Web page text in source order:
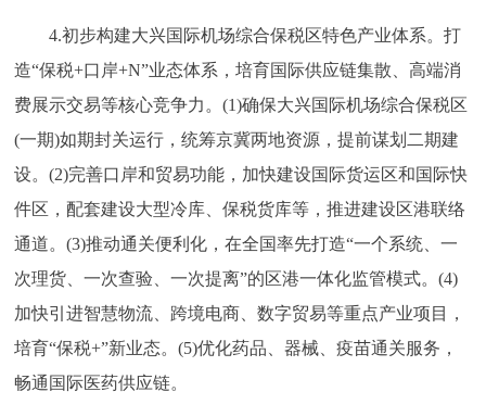
4.初步构建大兴国际机场综合保税区特色产业体系。打
造“保税+口岸+N”业态体系，培育国际供应链集散、高端消
费展示交易等核心竞争力。(1)确保大兴国际机场综合保税区
(一期)如期封关运行，统筹京冀两地资源，提前谋划二期建
设。(2)完善口岸和贸易功能，加快建设国际货运区和国际快
件区，配套建设大型冷库、保税货库等，推进建设区港联络
通道。(3)推动通关便利化，在全国率先打造“一个系统、一
次理货、一次查验、一次提离”的区港一体化监管模式。(4)
加快引进智慧物流、跨境电商、数字贸易等重点产业项目，
培育“保税+”新业态。(5)优化药品、器械、疫苗通关服务，
畅通国际医药供应链。